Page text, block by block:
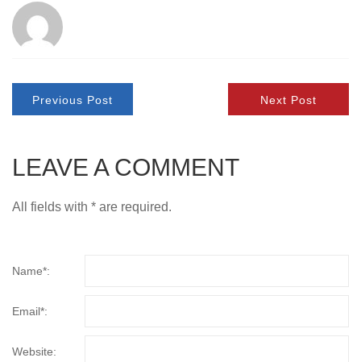
Previous Post Next Post
LEAVE A COMMENT
All fields with * are required.
Name*:
Email*:
Website: